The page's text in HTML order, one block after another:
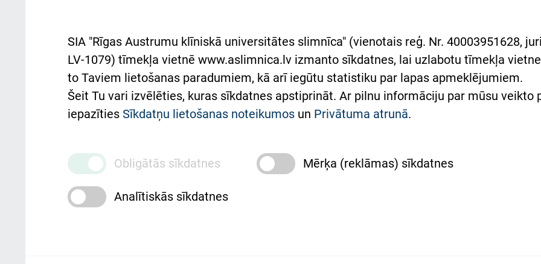
Pacienta
atsauksmju/sūdzību
iesniegšanas kārtība
Kā pie mums nokļūt
ceļvedis
Rekvizīti un ārstniecības
Austrumu slimnīcas
atbalsts Ukrainai
Підтримка Східної лікарні
та співпраця з Україною
SIA "Rīgas Austrumu klīniskā universitātes slimnīca" (vienotais reģ. Nr. 40003951628,
LV-1079) tīmekļa vietnē www.aslimnica.lv izmanto sīkdatnes, lai uzlabotu tīmekļa
to Taviem lietošanas paradumiem, kā arī iegūtu statistiku par lapas apmeklējumiem.
Šeit Tu vari izvēlēties, kuras sīkdatnes apstiprināt. Ar pilnu informāciju par mūsu veikto
iepazīties Sīkdatņu lietošanas noteikumos un Privātuma atrunā.
Obligātās sīkdatnes Mērķa (reklāmas) sīkdatnes
Analītiskās sīkdatnes